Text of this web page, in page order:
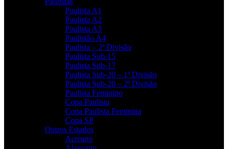
Paulista A1
Paulista A2
Paulista A3
Paulistão A4
Paulista – 2ª Divisão
Paulista Sub-15
Paulista Sub-17
Paulista Sub-20 – 1ª Divisão
Paulista Sub-20 – 2ª Divisão
Paulista Feminino
Copa Paulista
Copa Paulista Feminina
Copa SP
Outros Estados
Acreano